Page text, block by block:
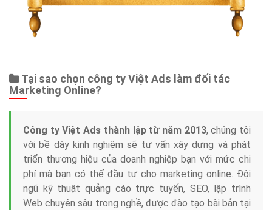
Tại sao chọn công ty Việt Ads làm đối tác
Marketing Online?
Công ty Việt Ads thành lập từ năm 2013, chúng tôi
với bề dày kinh nghiệm sẽ tư vấn xây dựng và phát
triển thương hiệu của doanh nghiệp bạn với mức chi
phí mà bạn có thể đầu tư cho marketing online. Đội
ngũ kỹ thuật quảng cáo trực tuyến, SEO, lập trình
Web chuyên sâu trong nghề, được đào tạo bài bản tại